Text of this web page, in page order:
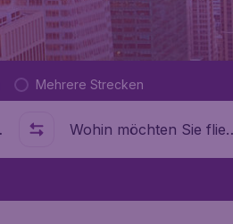
Mehrere Strecken
Wohin